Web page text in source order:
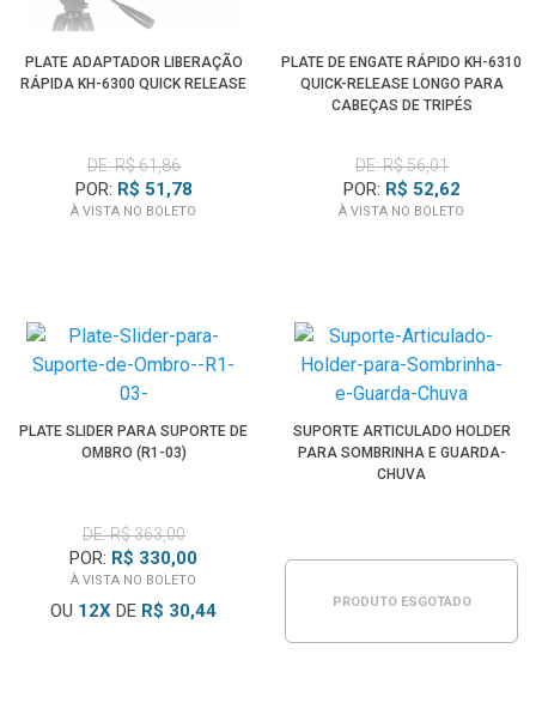
PLATE ADAPTADOR LIBERAÇÃO
RÁPIDA KH-6300 QUICK RELEASE
DE: R$ 61,86
POR: R$ 51,78
À VISTA NO BOLETO
PLATE DE ENGATE RÁPIDO KH-6310
QUICK-RELEASE LONGO PARA
CABEÇAS DE TRIPÉS
DE: R$ 56,01
POR: R$ 52,62
À VISTA NO BOLETO
PLATE SLIDER PARA SUPORTE DE
OMBRO (R1-03)
DE: R$ 363,00
POR: R$ 330,00
À VISTA NO BOLETO
OU 12X DE R$ 30,44
SUPORTE ARTICULADO HOLDER
PARA SOMBRINHA E GUARDA-
CHUVA
PRODUTO ESGOTADO